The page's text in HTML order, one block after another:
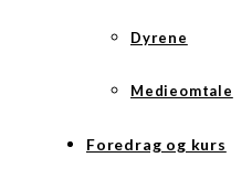
Dyrene
Medieomtale
Foredrag og kurs